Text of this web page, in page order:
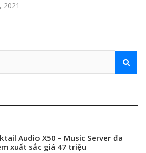
2021
Audio X50 – Music Server đa
xuất sắc giá 47 triệu